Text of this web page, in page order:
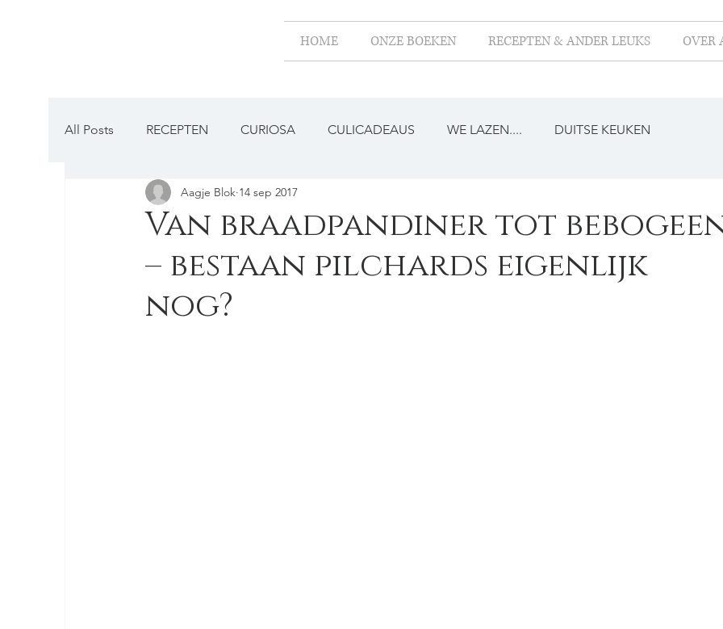
HOME ONZE BOEKEN RECEPTEN & ANDER LEUKS OVER
All Posts RECEPTEN CURIOSA CULICADEAUS WE LAZEN.... DUITSE KEUKEN
BESTAAT DAT NOG?
Van braadpandiner tot
– bestaan pilchards eigenlijk
nog?
Aagje Blok 14 sep 2017